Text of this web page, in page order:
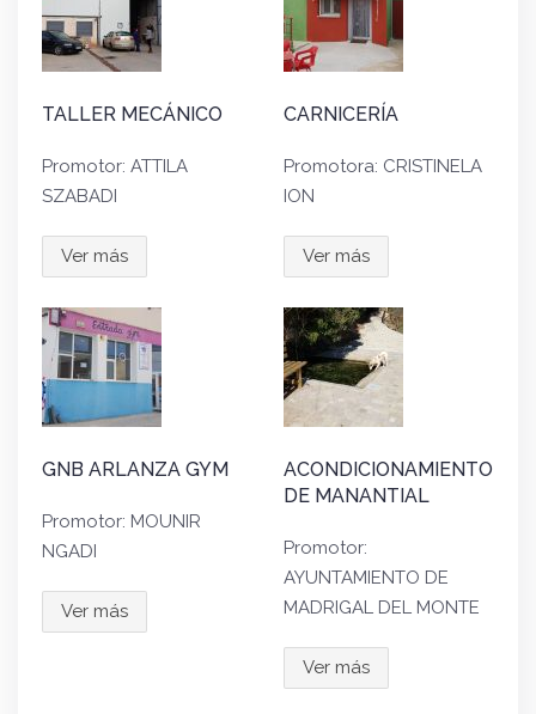
TALLER MECÁNICO
Promotor: ATTILA
SZABADI
Ver más
CARNICERÍA
Promotora: CRISTINELA
ION
Ver más
GNB ARLANZA GYM
Promotor: MOUNIR
NGADI
Ver más
ACONDICIONAMIENTO
DE MANANTIAL
Promotor:
AYUNTAMIENTO DE
MADRIGAL DEL MONTE
Ver más